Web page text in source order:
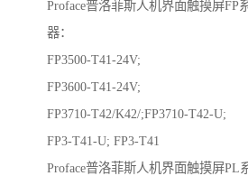
Proface普洛菲斯人机界面触摸屏FP
器：
FP3500-T41-24V;
FP3600-T41-24V;
FP3710-T42/K42/;FP3710-T42-U;
FP3-T41-U; FP3-T41
Proface普洛菲斯人机界面触摸屏